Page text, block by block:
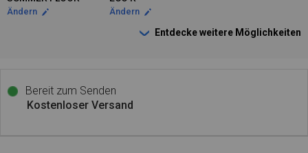
Ändern Ändern
Entdecke weitere Möglichkeiten
Bereit zum Senden
Kostenloser Versand